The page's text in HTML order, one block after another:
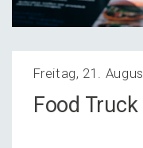
Freitag, 21.
Food